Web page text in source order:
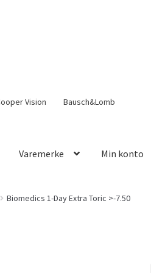
Vision Bausch&Lomb
Varemerke Min konto
Biomedics 1-Day Extra Toric >-7.50